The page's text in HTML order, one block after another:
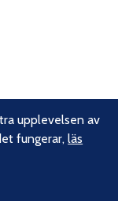
upplevelsen av
fungerar,läs